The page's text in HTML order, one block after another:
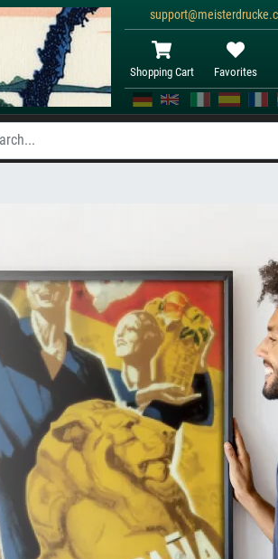
Shopping Cart Favorites